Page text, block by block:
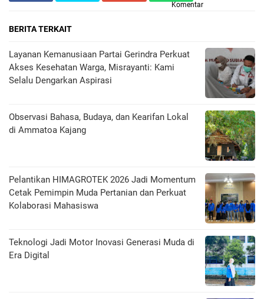
Komentar
BERITA TERKAIT
Layanan Kemanusiaan Partai Gerindra Perkuat
Akses Kesehatan Warga, Misrayanti: Kami
Selalu Dengarkan Aspirasi
Observasi Bahasa, Budaya, dan Kearifan Lokal
di Ammatoa Kajang
Pelantikan HIMAGROTEK 2026 Jadi Momentum
Cetak Pemimpin Muda Pertanian dan Perkuat
Kolaborasi Mahasiswa
Teknologi Jadi Motor Inovasi Generasi Muda di
Era Digital